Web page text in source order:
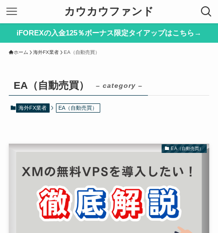
カウカウファンド
iFOREXの入金125％ボーナス限定タイアップはこちら→
ホーム 海外FX業者 EA（自動売買）
EA（自動売買） – category –
海外FX業者 EA（自動売買）
EA（自動売買）